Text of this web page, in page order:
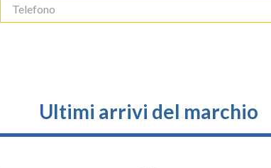
Ultimi arrivi del marchio